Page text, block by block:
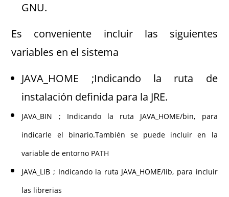
GNU.
Es conveniente incluir las siguientes
variables en el sistema
JAVA_HOME ;Indicando la ruta de
instalación definida para la JRE.
JAVA_BIN ; Indicando la ruta JAVA_HOME/bin, para
indicarle el binario.También se puede incluir en la
variable de entorno PATH
JAVA_LIB ; Indicando la ruta JAVA_HOME/lib, para incluir
las librerias